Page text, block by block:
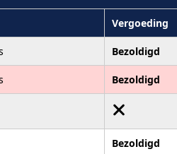
Vergoeding
Bezoldigd
Bezoldigd
Bezoldigd